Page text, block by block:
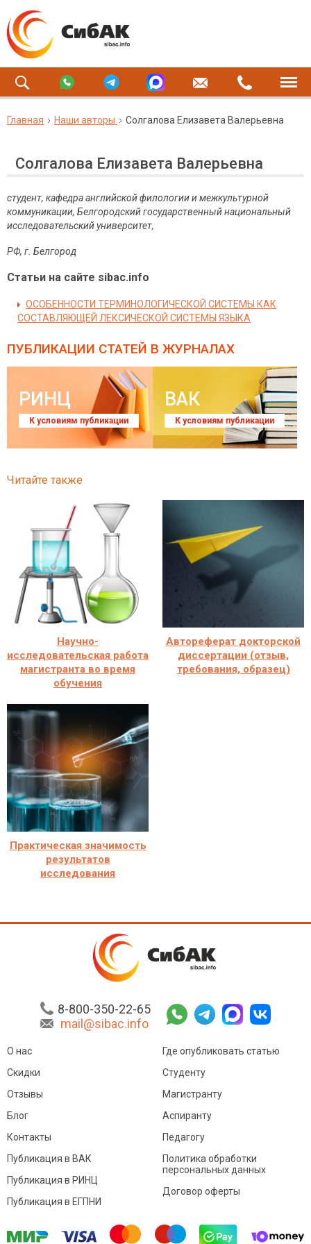
Главная Наши авторы Солгалова Елизавета Валерьевна
Солгалова Елизавета Валерьевна
студент, кафедра английской филологии и межкультурной
коммуникации, Белгородский государственный национальный
исследовательский университет,
РФ, г. Белгород
Статьи на сайте sibac.info
ОСОБЕННОСТИ ТЕРМИНОЛОГИЧЕСКОЙ СИСТЕМЫ КАК
СОСТАВЛЯЮЩЕЙ ЛЕКСИЧЕСКОЙ СИСТЕМЫ ЯЗЫКА
ПУБЛИКАЦИИ СТАТЕЙ В ЖУРНАЛАХ
РИНЦ
К условиям публикации
ВАК
К условиям публикации
Читайте также
Научно-
исследовательская работа
магистранта во время
обучения
Автореферат докторской
диссертации (отзыв,
требования, образец)
Практическая значимость
результатов
исследования
8-800-350-22-65
mail@sibac.info
О нас
Скидки
Отзывы
Блог
Контакты
Где опубликовать статью
Студенту
Магистранту
Аспиранту
Педагогу
Публикация в ВАК
Публикация в РИНЦ
Публикация в ЕГПНИ
Политика обработки
персональных данных
Договор оферты